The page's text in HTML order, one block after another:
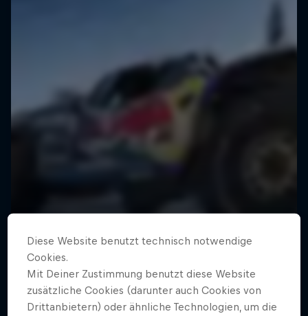
Diese Website benutzt technisch notwendige
Cookies.
Mit Deiner Zustimmung benutzt diese Website
zusätzliche Cookies (darunter auch Cookies von
Drittanbietern) oder ähnliche Technologien, um die